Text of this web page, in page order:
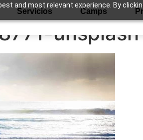
and most relevant experience. By
Servicios Camps
unsplash